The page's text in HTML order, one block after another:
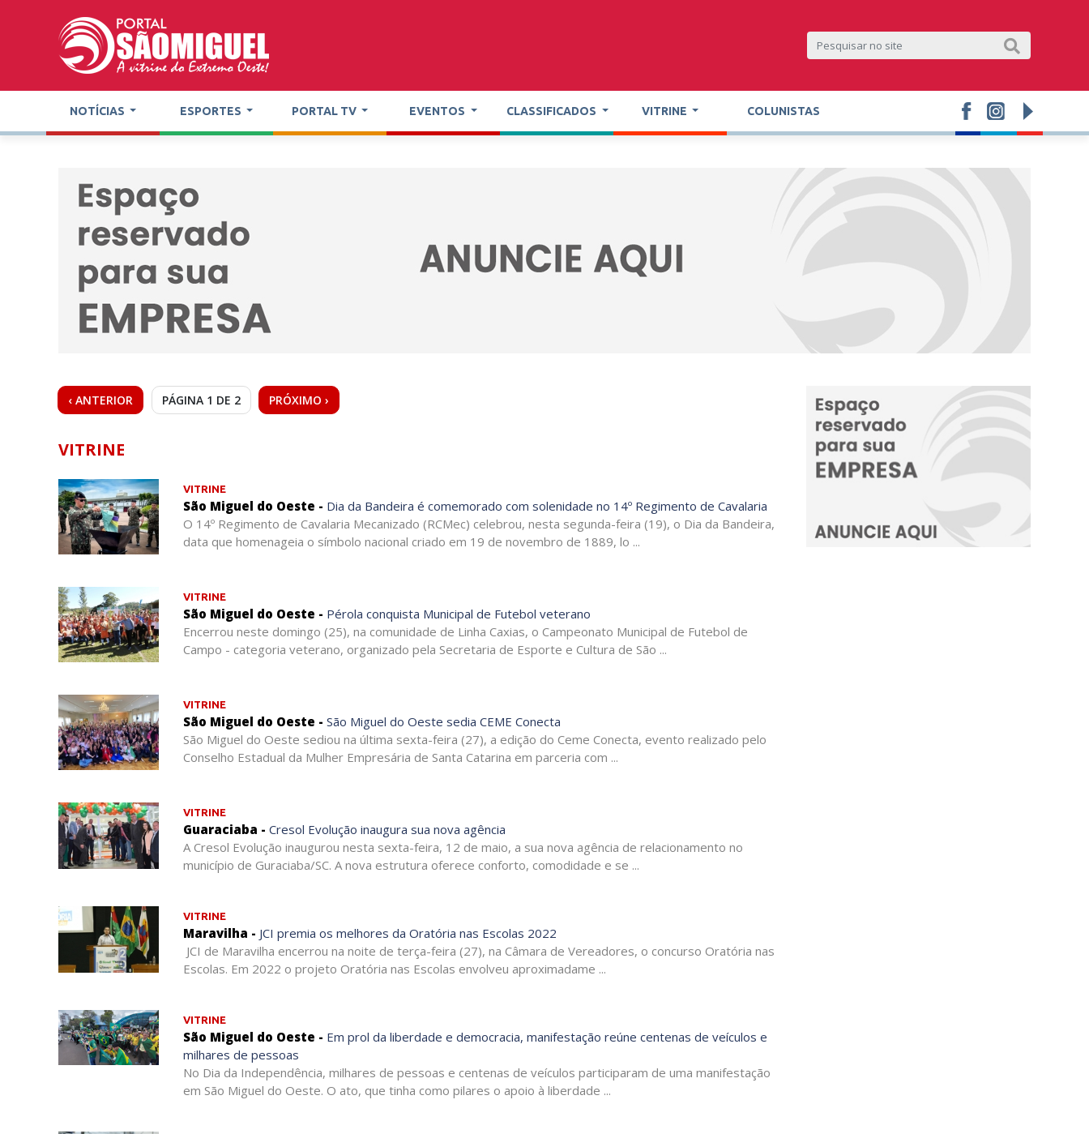
NOTÍCIAS ESPORTES PORTAL TV EVENTOS CLASSIFICADOS VITRINE COLUNISTAS
‹ ANTERIOR PÁGINA 1 DE 2 PRÓXIMO ›
VITRINE
VITRINE
São Miguel do Oeste - Dia da Bandeira é comemorado com solenidade no 14º Regimento de Cavalaria
O 14º Regimento de Cavalaria Mecanizado (RCMec) celebrou, nesta segunda-feira (19), o Dia da Bandeira,
data que homenageia o símbolo nacional criado em 19 de novembro de 1889, lo ...
VITRINE
São Miguel do Oeste - Pérola conquista Municipal de Futebol veterano
Encerrou neste domingo (25), na comunidade de Linha Caxias, o Campeonato Municipal de Futebol de
Campo - categoria veterano, organizado pela Secretaria de Esporte e Cultura de São ...
VITRINE
São Miguel do Oeste - São Miguel do Oeste sedia CEME Conecta
São Miguel do Oeste sediou na última sexta-feira (27), a edição do Ceme Conecta, evento realizado pelo
Conselho Estadual da Mulher Empresária de Santa Catarina em parceria com ...
VITRINE
Guaraciaba - Cresol Evolução inaugura sua nova agência
A Cresol Evolução inaugurou nesta sexta-feira, 12 de maio, a sua nova agência de relacionamento no
município de Guraciaba/SC. A nova estrutura oferece conforto, comodidade e se ...
VITRINE
Maravilha - JCI premia os melhores da Oratória nas Escolas 2022
JCI de Maravilha encerrou na noite de terça-feira (27), na Câmara de Vereadores, o concurso Oratória nas
Escolas. Em 2022 o projeto Oratória nas Escolas envolveu aproximadame ...
VITRINE
São Miguel do Oeste - Em prol da liberdade e democracia, manifestação reúne centenas de veículos e
milhares de pessoas
No Dia da Independência, milhares de pessoas e centenas de veículos participaram de uma manifestação
em São Miguel do Oeste. O ato, que tinha como pilares o apoio à liberdade ...